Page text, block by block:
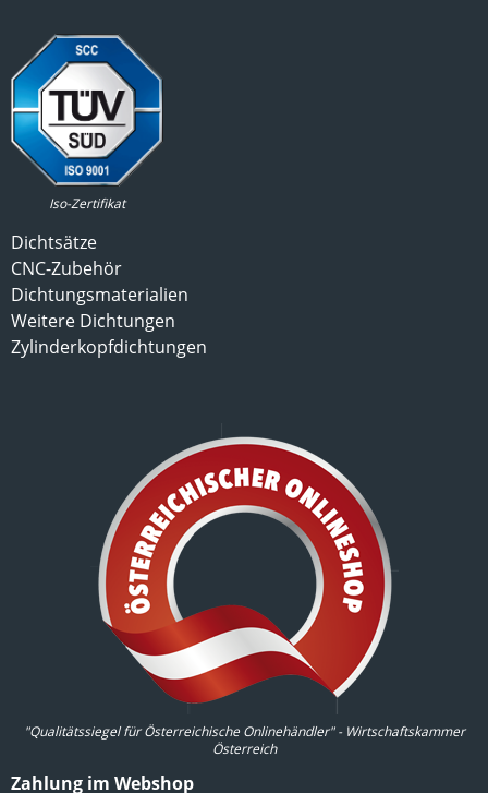
Iso-Zertifikat
Dichtsätze
CNC-Zubehör
Dichtungsmaterialien
Weitere Dichtungen
Zylinderkopfdichtungen
"Qualitätssiegel für Österreichische Onlinehändler" - Wirtschaftskammer
Österreich
Zahlung im Webshop